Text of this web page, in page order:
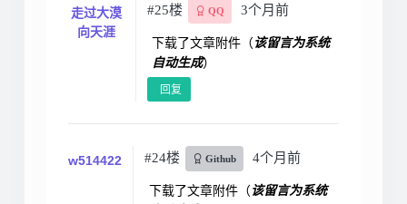
走过大漠
向天涯
#25楼 QQ 3个月前
下载了文章附件（该留言为系统
自动生成）
回复
w514422 #24楼 Github 4个月前
下载了文章附件（该留言为系统